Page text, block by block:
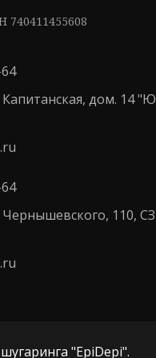
Капитанская, дом. 14
Чернышевского, 110, СЗ
"EpiDepi".